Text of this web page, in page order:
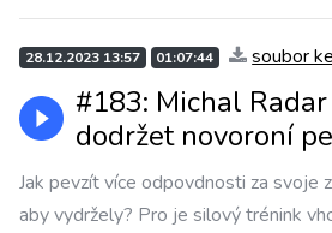
28.12.2023 13:57 01:07:44 soubor
#183: Michal
dodržet novoroní
Jak pevzít více odpovdnosti za svoje
aby vydržely? Pro je silový trénink